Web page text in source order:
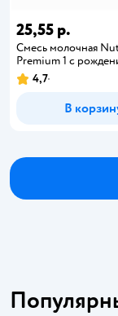
25,55 р.
Смесь молочная
Premium 1 с
4,7
В